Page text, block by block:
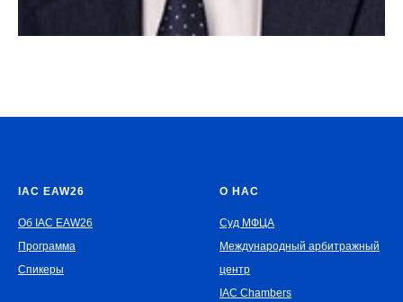
IAC EAW26
Об IAC EAW26
Программа
Спикеры
О НАС
Суд МФЦА
Международный арбитражный
центр
IAC Chambers